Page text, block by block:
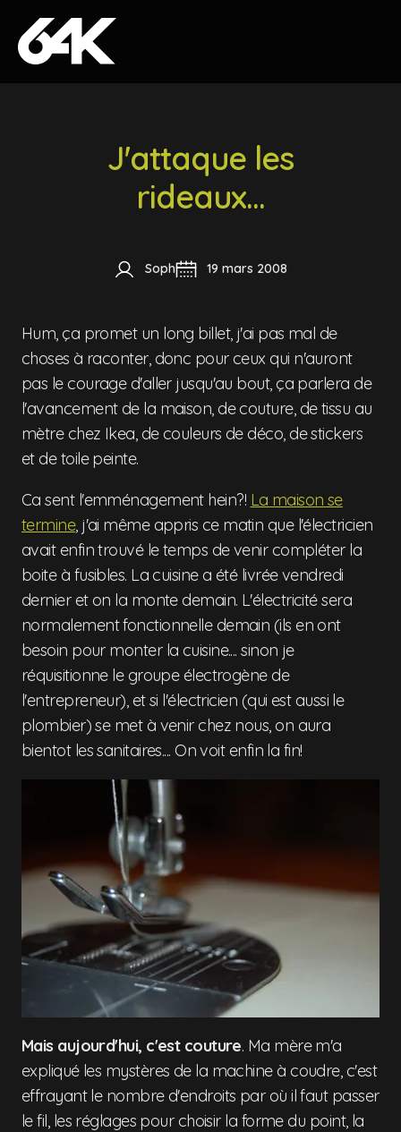
Skip to content
J'attaque les
rideaux...
Soph 19 mars 2008
Hum, ça promet un long billet, j'ai pas mal de
choses à raconter, donc pour ceux qui n'auront
pas le courage d'aller jusqu'au bout, ça parlera de
l'avancement de la maison, de couture, de tissu au
mètre chez Ikea, de couleurs de déco, de stickers
et de toile peinte.
Ca sent l'emménagement hein?! La maison se
termine, j'ai même appris ce matin que l'électricien
avait enfin trouvé le temps de venir compléter la
boite à fusibles. La cuisine a été livrée vendredi
dernier et on la monte demain. L'électricité sera
normalement fonctionnelle demain (ils en ont
besoin pour monter la cuisine.... sinon je
réquisitionne le groupe électrogène de
l'entrepreneur), et si l'électricien (qui est aussi le
plombier) se met à venir chez nous, on aura
bientot les sanitaires.... On voit enfin la fin!
Mais aujourd'hui, c'est couture. Ma mère m'a
expliqué les mystères de la machine à coudre, c'est
effrayant le nombre d'endroits par où il faut passer
le fil, les réglages pour choisir la forme du point, la